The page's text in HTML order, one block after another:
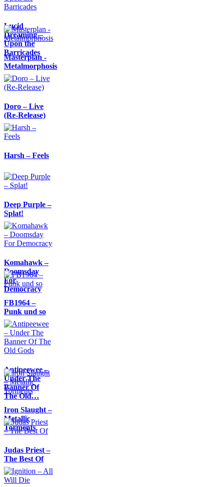
Lucid
Dreaming –
Upon the
Barricades
Masterplan -
Metalmorphosis
Doro – Live
(Re-Release)
Harsh – Feels
Deep Purple –
Splat!
Komahawk –
Doomsday
For
Democracy
FB1964 –
Punk und so
Antipeewee –
Under The
Banner Of
The Old…
Iron Slaught –
Metallic
Torments
Judas Priest –
The Best Of